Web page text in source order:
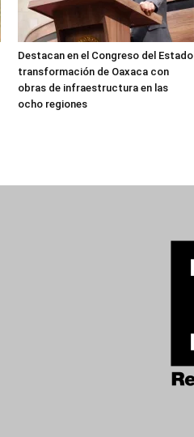
Destacan en el Congreso del Estado
transformación de Oaxaca con
obras de infraestructura en las
ocho regiones